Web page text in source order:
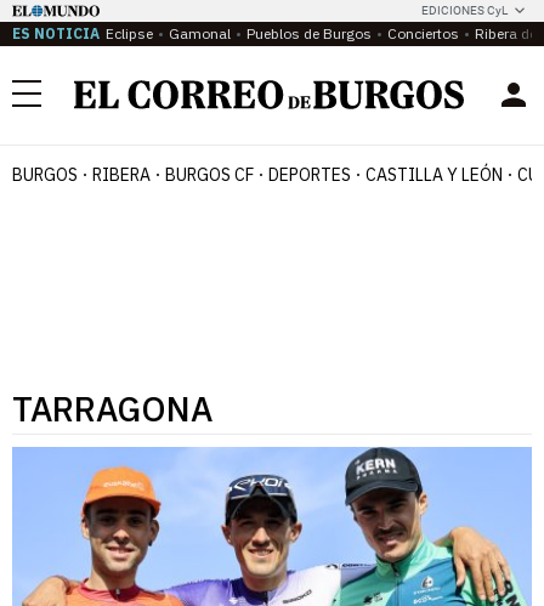
EDICIONES CyL
ES NOTICIA Eclipse Gamonal Pueblos de Burgos Conciertos Ribera del
Menú
BURGOS RIBERA BURGOS CF DEPORTES CASTILLA Y LEÓN
TARRAGONA